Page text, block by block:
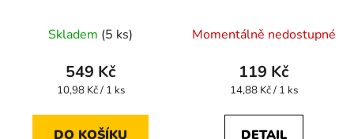
Skladem (5 ks)
549 Kč
Měrná
10,98 Kč / 1 ks
DO KOŠÍKU
Momentálně nedostupné
119 Kč
Měrná
14,88 Kč / 1 ks
DETAIL